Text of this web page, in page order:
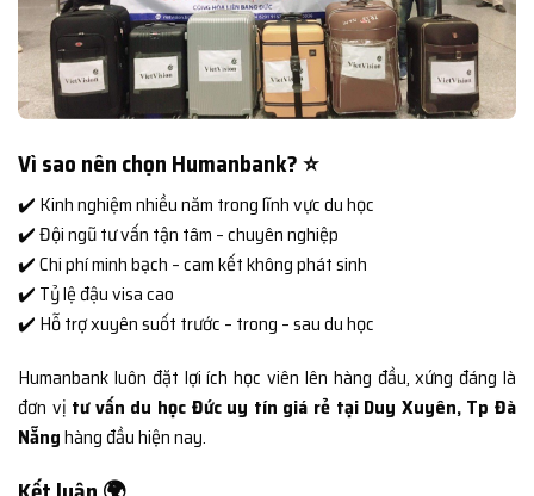
Vì sao nên chọn Humanbank? ⭐
✔️ Kinh nghiệm nhiều năm trong lĩnh vực du học
✔️ Đội ngũ tư vấn tận tâm – chuyên nghiệp
✔️ Chi phí minh bạch – cam kết không phát sinh
✔️ Tỷ lệ đậu visa cao
✔️ Hỗ trợ xuyên suốt trước – trong – sau du học
Humanbank luôn đặt lợi ích học viên lên hàng đầu, xứng đáng là
đơn vị tư vấn du học Đức uy tín giá rẻ tại Duy Xuyên, Tp Đà
Nẵnghàng đầu hiện nay.